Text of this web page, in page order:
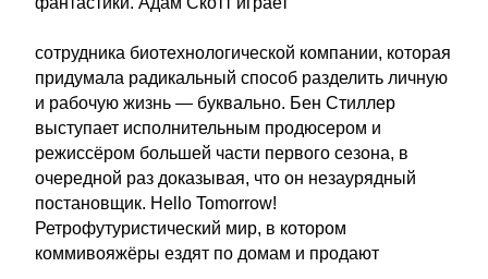
сотрудника биотехнологической компании, которая
придумала радикальный способ разделить личную
и рабочую жизнь — буквально. Бен Стиллер
выступает исполнительным продюсером и
режиссёром большей части первого сезона, в
очередной раз доказывая, что он незаурядный
постановщик. Hello Tomorrow!
Ретрофутуристический мир, в котором
коммивояжёры ездят по домам и продают